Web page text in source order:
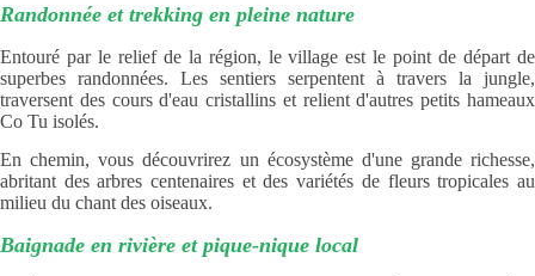
Randonnée et trekking en pleine nature
Entouré par le relief de la région, le village est le point de départ de
superbes randonnées. Les sentiers serpentent à travers la jungle,
traversent des cours d'eau cristallins et relient d'autres petits hameaux
Co Tu isolés.
En chemin, vous découvrirez un écosystème d'une grande richesse,
abritant des arbres centenaires et des variétés de fleurs tropicales au
milieu du chant des oiseaux.
Baignade en rivière et pique-nique local